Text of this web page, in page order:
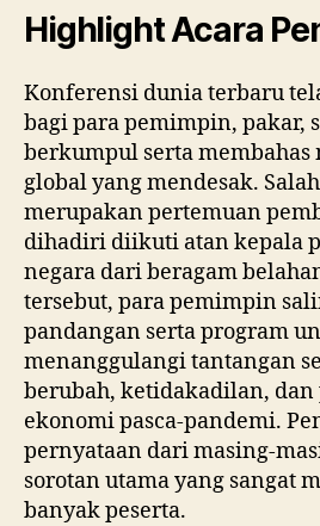
Highlight Acara
Konferensi dunia terbaru
bagi para pemimpin, pakar,
berkumpul serta membahas
global yang mendesak.
merupakan pertemuan
dihadiri diikuti atan kepala
negara dari beragam
tersebut, para pemimpin
pandangan serta program
menanggulangi tantangan
berubah, ketidakadilan,
ekonomi pasca-pandemi.
pernyataan dari masing-
sorotan utama yang sangat
banyak peserta.